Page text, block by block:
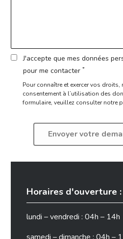
J'accepte que mes données
pour me contacter *
Pour connaître et exercer vos
consentement à l’utilisation des
formulaire, veuillez consulter notre
Horaires d'ouverture :
lundi – vendredi : 04h – 14h